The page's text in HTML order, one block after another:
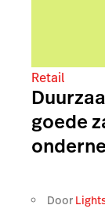
Retail
goede
Door